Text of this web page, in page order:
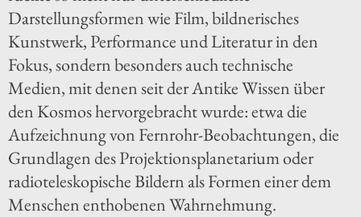
Darstellungsformen wie Film, bildnerisches
Kunstwerk, Performance und Literatur in den
Fokus, sondern besonders auch technische
Medien, mit denen seit der Antike Wissen über
den Kosmos hervorgebracht wurde: etwa die
Aufzeichnung von Fernrohr-Beobachtungen, die
Grundlagen des Projektionsplanetarium oder
radioteleskopische Bildern als Formen einer dem
Menschen enthobenen Wahrnehmung.